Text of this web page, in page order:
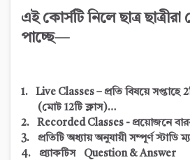
এই কোর্সটি নিলে ছাত্র
পাচ্ছে—
1. Live Classes – প্রতি বিষয়ে
(মোট 12টি ক্লাস)
2. Recorded Classes - প্রয়োজনে
3. প্রতিটি অধ্যায় অনুযায়ী সম্পূর্ণ স্টাডি
4. প্র্যাকটিস Question & Answer